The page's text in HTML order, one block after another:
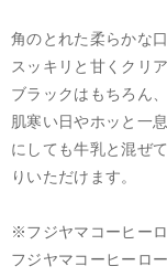
角のとれた柔らかな
スッキリと甘くクリア
ブラックはもちろん
肌寒い日やホッと一
にしても牛乳と混ぜ
りいただけます。
※フジヤマコーヒー
フジヤマコーヒーロ